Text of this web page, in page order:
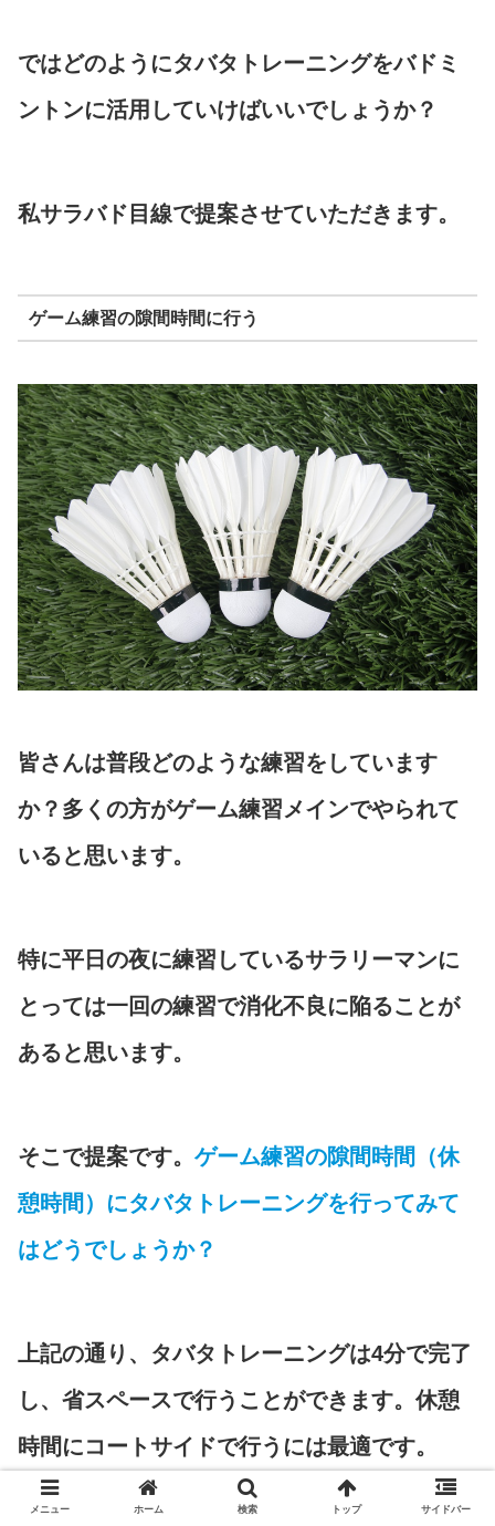
ではどのようにタバタトレーニングをバドミ
ントンに活用していけばいいでしょうか？
私サラバド目線で提案させていただきます。
ゲーム練習の隙間時間に行う
皆さんは普段どのような練習をしています
か？多くの方がゲーム練習メインでやられて
いると思います。
特に平日の夜に練習しているサラリーマンに
とっては一回の練習で消化不良に陥ることが
あると思います。
そこで提案です。 ゲーム練習の隙間時間（休
憩時間）にタバタトレーニングを行ってみて
はどうでしょうか？
上記の通り、タバタトレーニングは4分で完了
し、省スペースで行うことができます。休憩
時間にコートサイドで行うには最適です。
メニュー ホーム 検索 トップ サイドバー